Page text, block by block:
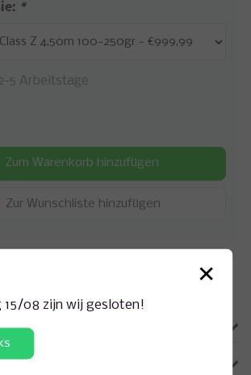
*
5 Arbeitstage
Zum Warenkorb hinzufügen
Zur Wunschliste hinzufügen
Anfrage zu diesem Produkt
×
15/08 zijn wij gesloten!